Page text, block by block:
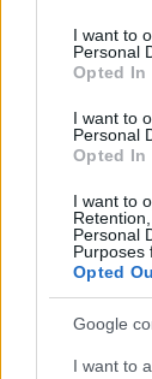
consent section.
I want to
Personal
Opted In
I want to
Personal
Opted In
I want to
Personal
Purposes
Opted
Google
I want to
NECROLOGIE